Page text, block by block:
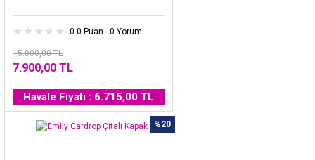
0.0 Puan - 0 Yorum
15.000,00 TL
7.900,00 TL
Havale Fiyatı : 6.715,00 TL
%20